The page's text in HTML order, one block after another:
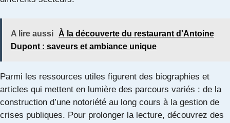
A lire aussi
À la découverte du restaurant d'Antoine
Dupont : saveurs et ambiance unique
Parmi les ressources utiles figurent des biographies et
articles qui mettent en lumière des parcours variés : de la
construction d’une notoriété au long cours à la gestion de
crises publiques. Pour prolonger la lecture, découvrez des